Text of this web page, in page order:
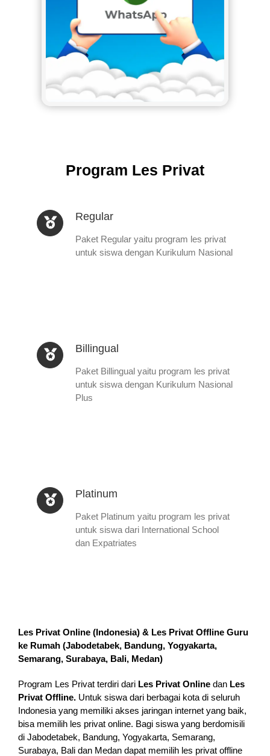
Program Les Privat
Regular
Paket Regular yaitu program les privat
untuk siswa dengan Kurikulum Nasional
Billingual
Paket Billingual yaitu program les privat
untuk siswa dengan Kurikulum Nasional
Plus
Platinum
Paket Platinum yaitu program les privat
untuk siswa dari International School
dan Expatriates
Les Privat Online (Indonesia) & Les Privat Offline Guru
ke Rumah (Jabodetabek, Bandung, Yogyakarta,
Semarang, Surabaya, Bali, Medan)
Program Les Privat terdiri dari Les Privat Online dan Les
Privat Offline. Untuk siswa dari berbagai kota di seluruh
Indonesia yang memiliki akses jaringan internet yang baik,
bisa memilih les privat online. Bagi siswa yang berdomisili
di Jabodetabek, Bandung, Yogyakarta, Semarang,
Surabaya, Bali dan Medan dapat memilih les privat offline